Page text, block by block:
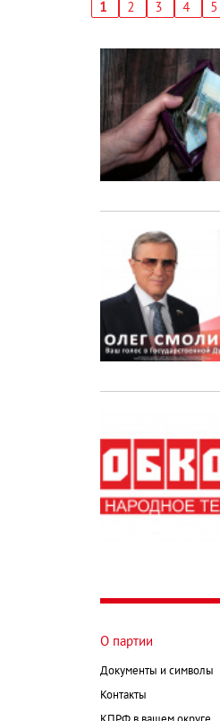
Текущая
1 Страница
2 Страница
3 4 5
О партии
Документы и символы
Контакты